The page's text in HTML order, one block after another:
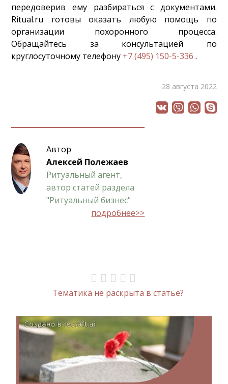
передоверив ему разбираться с документами.
Ritual.ru готовы оказать любую помощь по
организации похоронного процесса.
Обращайтесь за консультацией по
круглосуточному телефону +7 (495) 150-5-336 .
28 августа 2022
Автор
Алексей Полежаев
Ритуальный агент,
автор статей раздела
"Ритуальный бизнес"
подробнее>>
Тематика не раскрыта в статье?